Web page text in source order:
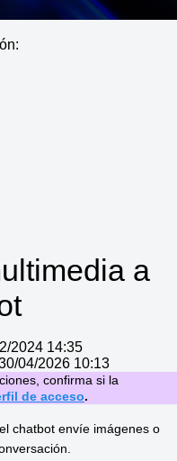
a
2024 14:35
04/2026 10:13
confirma si la
de acceso.
chatbot envíe imágenes o